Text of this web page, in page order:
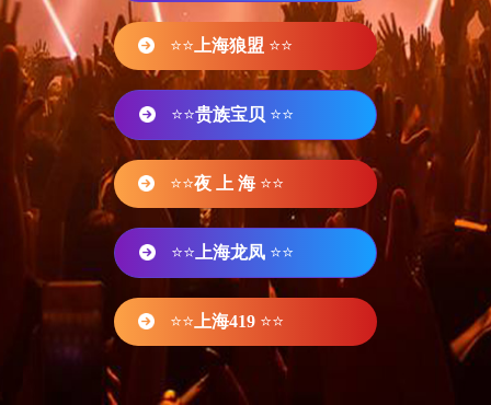
⭐⭐ 上海狼盟 ⭐⭐
⭐⭐贵族宝贝 ⭐⭐
⭐⭐夜 上 海 ⭐⭐
⭐⭐ 上海龙凤 ⭐⭐
⭐⭐ 上海419 ⭐⭐